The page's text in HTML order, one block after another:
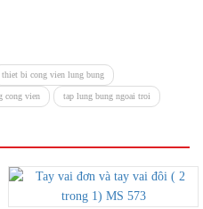
thiet bi cong vien lung bung
cong vien tap lung bung ngoai troi